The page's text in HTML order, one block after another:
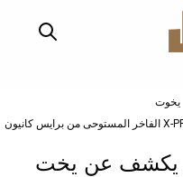
يخوت
يكشف عن يخت